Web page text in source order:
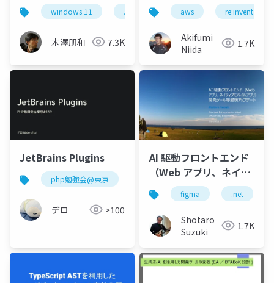
windows 11 .netラボ
木澤朋和 7.3K
aws re:invent
Akifumi
Niida
1.7K
JetBrains Plugins
php勉強会@東京 jetbrains
デロ >100
AI 駆動フロントエンド
（Web アプリ、ネイテ
ィブモバイルアプリ）
開発ツール等最新アッ
プデート
figma .net
Shotaro
Suzuki
1.7K